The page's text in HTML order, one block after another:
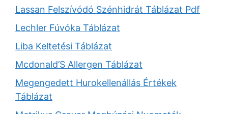
Lassan Felszívódó Szénhidrát Táblázat Pdf
Lechler Fúvóka Táblázat
Liba Keltetési Táblázat
Mcdonald’S Allergen Táblázat
Megengedett Hurokellenállás Értékek
Táblázat